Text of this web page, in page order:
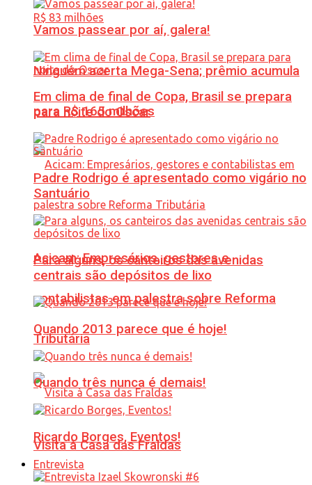
Ninguém acerta Mega-Sena; prêmio acumula
para R$ 165 milhões
Acicam: Empresários, gestores e
contabilistas em palestra sobre Reforma
Tributária
Visita à Casa das Fraldas
Vamos passear por aí, galera!
Em clima de final de Copa, Brasil se prepara
para noite do Oscar
Padre Rodrigo é apresentado como vigário no
Santuário
Para alguns, os canteiros das avenidas
centrais são depósitos de lixo
Quando 2013 parece que é hoje!
Quando três nunca é demais!
Ricardo Borges, Eventos!
Entrevista